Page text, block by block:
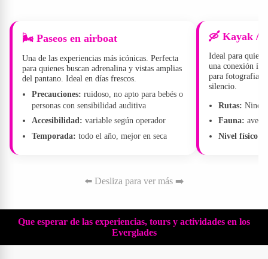
🌬️ Paseos en airboat
Una de las experiencias más icónicas. Perfecta
para quienes buscan adrenalina y vistas amplias
del pantano. Ideal en días frescos.
Precauciones: ruidoso, no apto para bebés o
personas con sensibilidad auditiva
Accesibilidad: variable según operador
Temporada: todo el año, mejor en seca
🛶 Kayak /
Ideal para
una conexión
para fotografiar
silencio.
Rutas: Nine
Fauna: aves
Nivel físico:
⬅️ Desliza para ver más ➡️
Que esperar de las experiencias, tours y actividades en los
Everglades